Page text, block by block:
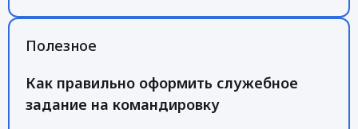
Полезное
Как правильно оформить служебное
задание на командировку